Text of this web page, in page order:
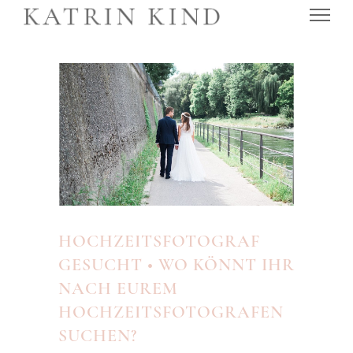
HOCHZEITSFOTOGRAF
GESUCHT • WO KÖNNT IHR
NACH EUREM
HOCHZEITSFOTOGRAFEN
SUCHEN?